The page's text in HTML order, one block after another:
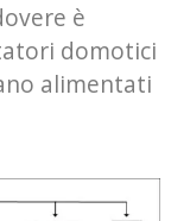
è
domotici
alimentati